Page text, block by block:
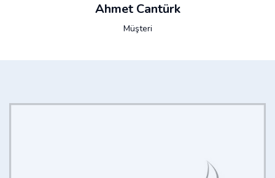
Ahmet Cantürk
Müşteri